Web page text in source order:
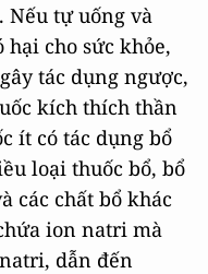
Nếu tự uống và
cho sức khỏe,
tác dụng ngược,
kích thích thần
ít có tác dụng bổ
loại thuốc bổ, bổ
các chất bổ khác
ion natri mà
dẫn đến